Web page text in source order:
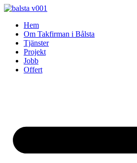
Skip
contentHem
Om Takfirman i Bålsta
Tjänster
Projekt
Jobb
Offert